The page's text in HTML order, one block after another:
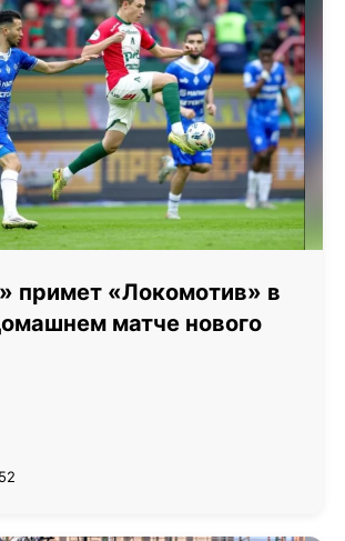
примет «Локомотив» в
матче нового